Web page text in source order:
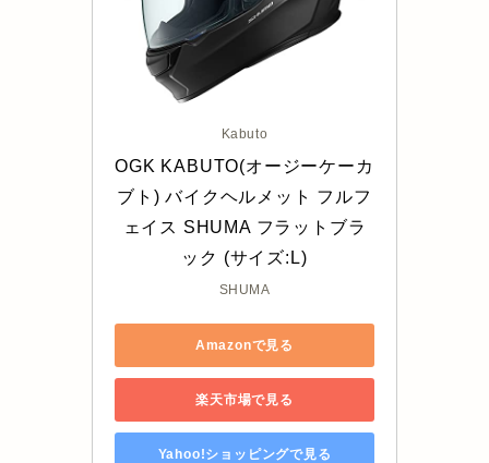
Kabuto
OGK KABUTO(オージーケーカ
ブト) バイクヘルメット フルフ
ェイス SHUMA フラットブラ
ック (サイズ:L)
SHUMA
Amazonで見る
楽天市場で見る
Yahoo!ショッピングで見る